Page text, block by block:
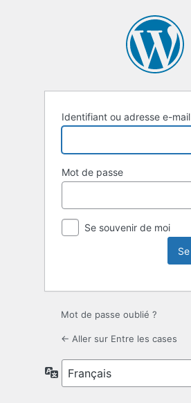
Identifiant ou adresse e-mail
Mot de passe
Se souvenir de moi
Mot de passe oublié ?
← Aller sur Entre les cases
Langue